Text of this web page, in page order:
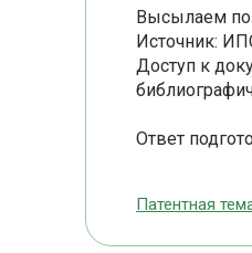
Высылаем
Источник:
Доступ к
Ответ
Патентная